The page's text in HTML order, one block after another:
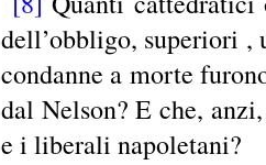
dell’obbligo, superiori ,
condanne a morte
dal Nelson? E che,
e i liberali napoletani?